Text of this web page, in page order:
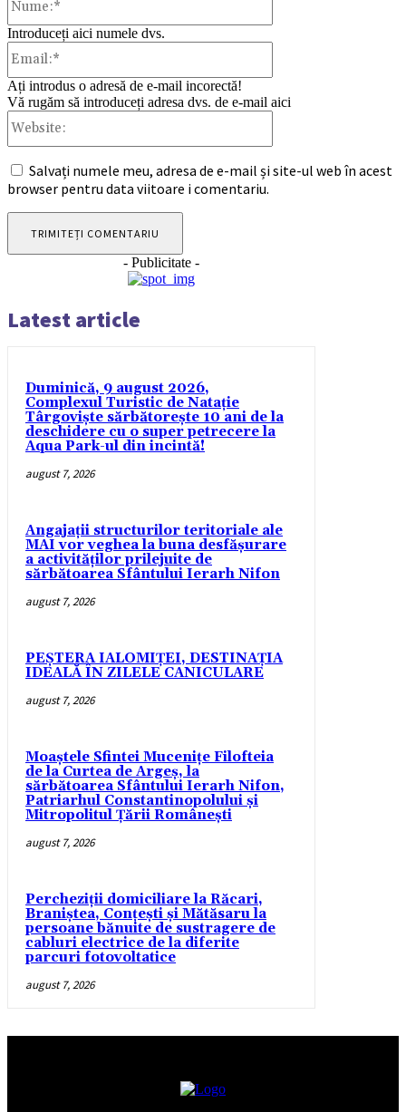
Introduceți aici numele dvs.
Ați introdus o adresă de e-mail incorectă!
Vă rugăm să introduceți adresa dvs. de e-mail aici
Salvați numele meu, adresa de e-mail și site-ul web în acest
browser pentru data viitoare i comentariu.
- Publicitate -
Latest article
Duminică, 9 august 2026,
Complexul Turistic de Natație
Târgoviște sărbătorește 10 ani de la
deschidere cu o super petrecere la
Aqua Park-ul din incintă!
august 7, 2026
Angajații structurilor teritoriale ale
MAI vor veghea la buna desfășurare
a activităților prilejuite de
sărbătoarea Sfântului Ierarh Nifon
august 7, 2026
PEȘTERA IALOMIȚEI, DESTINAȚIA
IDEALĂ ÎN ZILELE CANICULARE
august 7, 2026
Moaștele Sfintei Mucenițe Filofteia
de la Curtea de Argeș, la
sărbătoarea Sfântului Ierarh Nifon,
Patriarhul Constantinopolului și
Mitropolitul Țării Românești
august 7, 2026
Percheziții domiciliare la Răcari,
Braniștea, Conțești și Mătăsaru la
persoane bănuite de sustragere de
cabluri electrice de la diferite
parcuri fotovoltatice
august 7, 2026